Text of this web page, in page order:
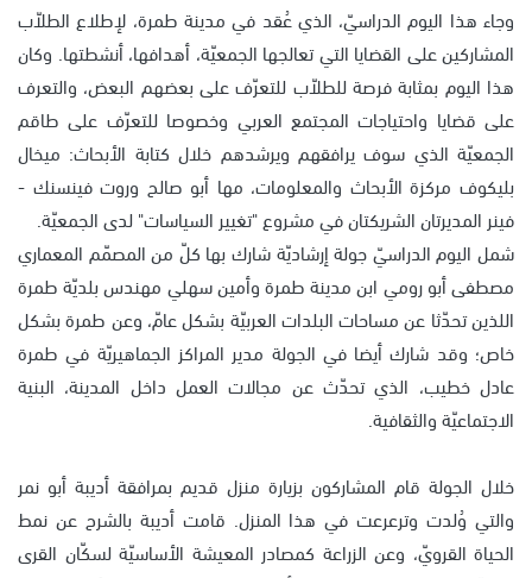
وجاء هذا اليوم الدراسيّ، الذي عُقد في مدينة طمرة، لإطلاع الطلاّب
المشاركين على القضايا التي تعالجها الجمعيّة، أهدافها، أنشطتها. وكان
هذا اليوم بمثابة فرصة للطلاّب للتعرّف على بعضهم البعض، والتعرف
على قضايا واحتياجات المجتمع العربي وخصوصا للتعرّف على طاقم
الجمعيّة الذي سوف يرافقهم ويرشدهم خلال كتابة الأبحاث: ميخال
بليكوف مركزة الأبحاث والمعلومات، مها أبو صالح وروت فينسنك -
فينر المديرتان الشريكتان في مشروع "تغيير السياسات" لدى الجمعيّة.
شمل اليوم الدراسيّ جولة إرشاديّة شارك بها كلّ من المصمّم المعماري
مصطفى أبو رومي ابن مدينة طمرة وأمين سهلي مهندس بلديّة طمرة
اللذين تحدّثا عن مساحات البلدات العربيّة بشكل عامّ، وعن طمرة بشكل
خاص؛ وقد شارك أيضا في الجولة مدير المراكز الجماهيريّة في طمرة
عادل خطيب، الذي تحدّث عن مجالات العمل داخل المدينة، البنية
الاجتماعيّة والثقافية.
خلال الجولة قام المشاركون بزيارة منزل قديم بمرافقة أديبة أبو نمر
والتي وُلدت وترعرعت في هذا المنزل. قامت أديبة بالشرح عن نمط
الحياة القرويّ، وعن الزراعة كمصادر المعيشة الأساسيّة لسكّان القرى